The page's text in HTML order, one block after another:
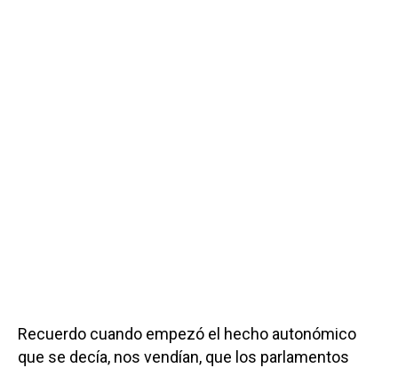
Recuerdo cuando empezó el hecho autonómico
que se decía, nos vendían, que los parlamentos